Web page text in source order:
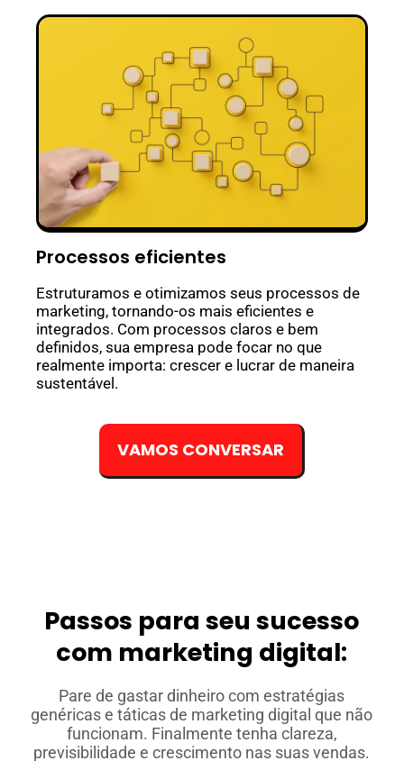
Processos eficientes
Estruturamos e otimizamos seus processos de
marketing, tornando-os mais eficientes e
integrados. Com processos claros e bem
definidos, sua empresa pode focar no que
realmente importa: crescer e lucrar de maneira
sustentável.
VAMOS CONVERSAR
Passos para seu sucesso
com marketing digital:
Pare de gastar dinheiro com estratégias
genéricas e táticas de marketing digital que não
funcionam. Finalmente tenha clareza,
previsibilidade e crescimento nas suas vendas.